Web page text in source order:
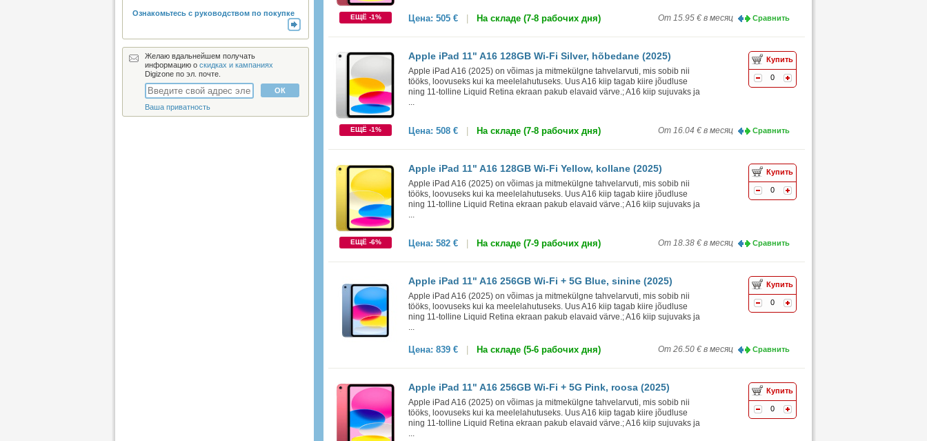
Ознакомьтесь с руководством по покупке
Желаю вдальнейшем получать
информацию о скидках и кампаниях
Digizone по эл. почте.
Ваша приватность
ЕЩЁ -1% Цена: 505 € На складе (7-8 рабочих дня) От 15.95 € в месяц Сравнить
Apple iPad 11" A16 128GB Wi-Fi Silver, hõbedane (2025)
Apple iPad A16 (2025) on võimas ja mitmekülgne tahvelarvuti, mis sobib nii
tööks, loovuseks kui ka meelelahutuseks. Uus A16 kiip tagab kiire jõudluse
ning 11-tolline Liquid Retina ekraan pakub elavaid värve.; A16 kiip sujuvaks ja
...
Купить
0
ЕЩЁ -1% Цена: 508 € На складе (7-8 рабочих дня) От 16.04 € в месяц Сравнить
Apple iPad 11" A16 128GB Wi-Fi Yellow, kollane (2025)
Apple iPad A16 (2025) on võimas ja mitmekülgne tahvelarvuti, mis sobib nii
tööks, loovuseks kui ka meelelahutuseks. Uus A16 kiip tagab kiire jõudluse
ning 11-tolline Liquid Retina ekraan pakub elavaid värve.; A16 kiip sujuvaks ja
...
Купить
0
ЕЩЁ -6% Цена: 582 € На складе (7-9 рабочих дня) От 18.38 € в месяц Сравнить
Apple iPad 11" A16 256GB Wi-Fi + 5G Blue, sinine (2025)
Apple iPad A16 (2025) on võimas ja mitmekülgne tahvelarvuti, mis sobib nii
tööks, loovuseks kui ka meelelahutuseks. Uus A16 kiip tagab kiire jõudluse
ning 11-tolline Liquid Retina ekraan pakub elavaid värve.; A16 kiip sujuvaks ja
...
Купить
0
Цена: 839 € На складе (5-6 рабочих дня) От 26.50 € в месяц Сравнить
Apple iPad 11" A16 256GB Wi-Fi + 5G Pink, roosa (2025)
Apple iPad A16 (2025) on võimas ja mitmekülgne tahvelarvuti, mis sobib nii
tööks, loovuseks kui ka meelelahutuseks. Uus A16 kiip tagab kiire jõudluse
ning 11-tolline Liquid Retina ekraan pakub elavaid värve.; A16 kiip sujuvaks ja
...
Купить
0